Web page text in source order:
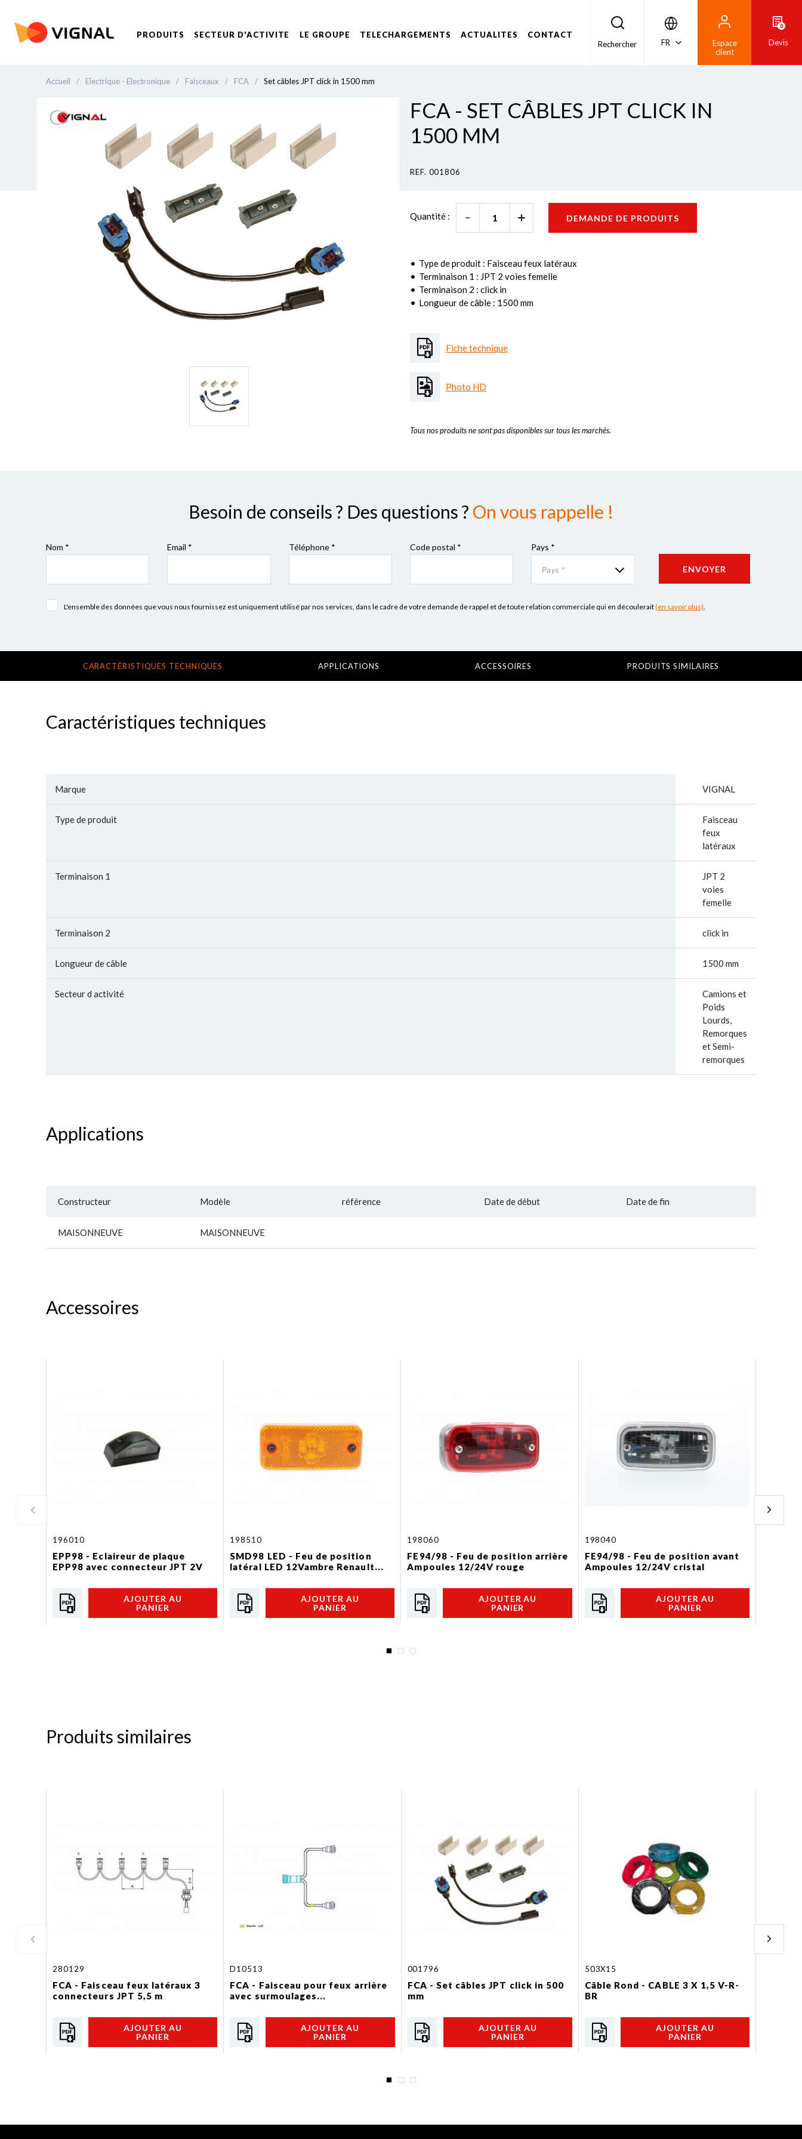
PRODUITS SECTEUR D'ACTIVITE LE GROUPE TELECHARGEMENTS ACTUALITES
CONTACT
Rechercher
FR
Espace
client
0
Devis
Accueil / Electrique - Electronique / Faisceaux / FCA / Set câbles JPT click in 1500 mm
FCA - SET CÂBLES JPT CLICK IN
1500 MM
REF. 001806
Quantité : DEMANDE DE PRODUITS
Type de produit : Faisceau feux latéraux
Terminaison 1 : JPT 2 voies femelle
Terminaison 2 : click in
Longueur de câble : 1500 mm
Fiche technique
Photo HD
Tous nos produits ne sont pas disponibles sur tous les marchés.
Besoin de conseils ? Des questions ? On vous rappelle !
Nom * Email * Téléphone * Code postal * Pays *
Pays * ENVOYER
L'ensemble des données que vous nous fournissez est uniquement utilisé par nos services, dans le cadre de votre demande de rappel et de toute relation commerciale qui en découlerait(en savoir plus).
CARACTÉRISTIQUES TECHNIQUES APPLICATIONS ACCESSOIRES PRODUITS SIMILAIRES
Caractéristiques techniques
Marque VIGNAL
Type de produit
Faisceau
feux
latéraux
Terminaison 1
JPT 2
voies
femelle
Terminaison 2 click in
Longueur de câble 1500 mm
Secteur d activité
Camions et
Poids
Lourds,
Remorques
et Semi-
remorques
Applications
Constructeur Modèle référence Date de début Date de fin
MAISONNEUVE MAISONNEUVE
Accessoires
196010
EPP98 - Eclaireur de plaque
EPP98 avec connecteur JPT 2V
AJOUTER AU
PANIER
198510
SMD98 LED - Feu de position
latéral LED 12Vambre Renault...
AJOUTER AU
PANIER
198060
FE94/98 - Feu de position arrière
Ampoules 12/24V rouge
AJOUTER AU
PANIER
198040
FE94/98 - Feu de position avant
Ampoules 12/24V cristal
AJOUTER AU
PANIER
Produits similaires
280129
FCA - Faisceau feux latéraux 3
connecteurs JPT 5,5 m
AJOUTER AU
PANIER
D10513
FCA - Faisceau pour feux arrière
avec surmoulages...
AJOUTER AU
PANIER
001796
FCA - Set câbles JPT click in 500
mm
AJOUTER AU
PANIER
503X15
Câble Rond - CABLE 3 X 1,5 V-R-
BR
AJOUTER AU
PANIER